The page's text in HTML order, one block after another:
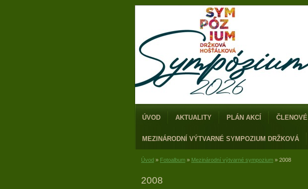
ÚVOD AKTUALITY PLÁN AKCÍ ČLENOVÉ
MEZINÁRODNÍ VÝTVARNÉ SYMPOZIUM DRŽKOVÁ
Úvod » Fotoalbum » Mezinárodní výtvarné sympozium » 2008
2008